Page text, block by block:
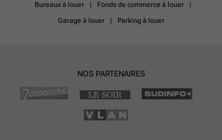
Bureaux à louer
Fonds de commerce à louer
Garage à louer
Parking à louer
NOS PARTENAIRES